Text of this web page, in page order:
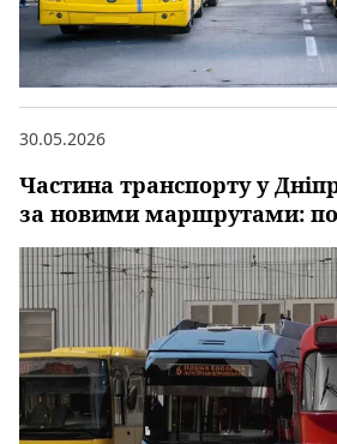
Частина транспорту у
за новими маршрутами:
30.05.2026